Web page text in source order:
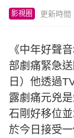
影視圈 更新時間
《中年好聲
部劇痛緊急
日）他透過
露劇痛元兇
石剛好移位
於今日接受